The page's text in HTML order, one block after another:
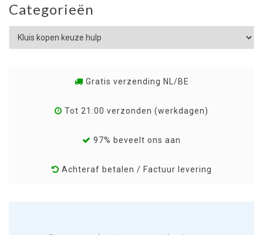
Categorieën
Gratis verzending NL/BE
Tot 21:00 verzonden (werkdagen)
97% beveelt ons aan
Achteraf betalen / Factuur levering